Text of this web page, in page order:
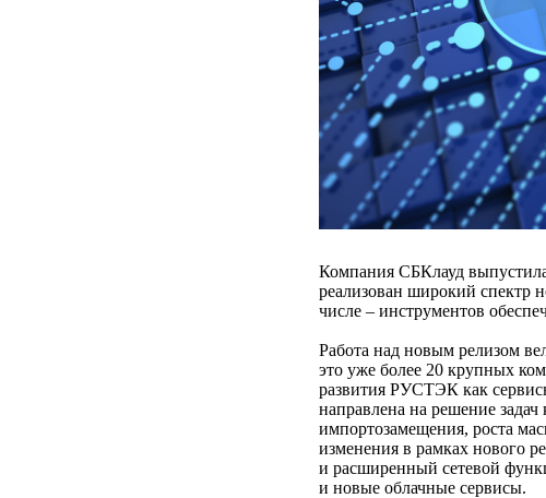
Компания СБКлауд
реализован широкий спектр
числе – инструментов
Работа над новым релизом
это уже более 20 крупных
развития РУСТЭК как
направлена на решение
импортозамещения, роста
изменения в рамках нового
и расширенный сетевой
и новые облачные сервисы.